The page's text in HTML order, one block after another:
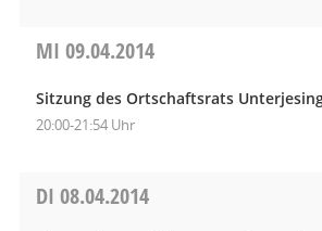
MI 09.04.2014
Sitzung des Ortschaftsrats
20:00-21:54 Uhr
DI 08.04.2014